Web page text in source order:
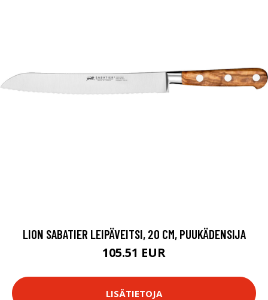
LION SABATIER LEIPÄVEITSI, 20 CM, PUUKÄDENSIJA
105.51 EUR
LISÄTIETOJA